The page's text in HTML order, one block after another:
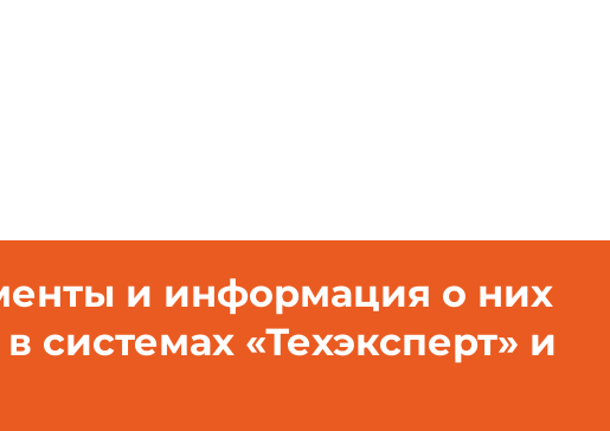
и информация о них
системах «Техэксперт» и